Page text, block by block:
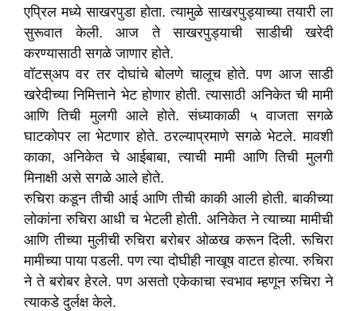
एप्रिल मध्ये साखरपुडा होता. त्यामुळे साखरपुड्याच्या तयारी ला
सुरूवात केली. आज ते साखरपुड्याची साडीची खरेदी
करण्यासाठी सगळे जाणार होते.
वॉटस्अप वर तर दोघांचे बोलणे चालूच होते. पण आज साडी
खरेदीच्या निमित्ताने भेट होणार होती. त्यासाठी अनिकेत ची मामी
आणि तिची मुलगी आले होते. संध्याकाळी ५ वाजता सगळे
घाटकोपर ला भेटणार होते. ठरल्याप्रमाणे सगळे भेटले. मावशी
काका, अनिकेत चे आईबाबा, त्याची मामी आणि तिची मुलगी
मिनाक्षी असे सगळे आले होते.
रुचिरा कडून तीची आई आणि तीची काकी आली होती. बाकीच्या
लोकांना रुचिरा आधी च भेटली होती. अनिकेत ने त्याच्या मामीची
आणि तीच्या मुलीची रुचिरा बरोबर ओळख करून दिली. रूचिरा
मामीच्या पाया पडली. पण त्या दोघीही नाखूष वाटत होत्या. रुचिरा
ने ते बरोबर हेरले. पण असतो एकेकाचा स्वभाव म्हणून रुचिरा ने
त्याकडे दुर्लक्ष केले.